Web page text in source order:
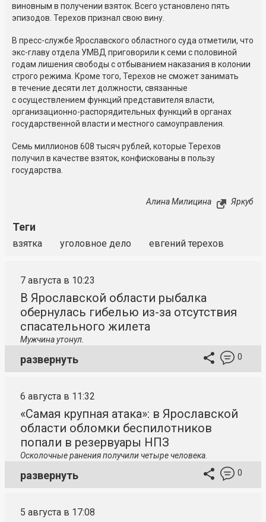
виновным в получении взяток. Всего установлено пять
эпизодов. Терехов признал свою вину.
В пресс-службе Ярославского областного суда отметили, что
экс-главу отдела УМВД приговорили к семи с половиной
годам лишения свободы с отбыванием наказания в колонии
строго режима. Кроме того, Терехов не сможет занимать
в течение десяти лет должности, связанные
с осуществлением функций представителя власти,
организационно-распорядительных функций в органах
государственной власти и местного самоуправления.
Семь миллионов 608 тысяч рублей, которые Терехов
получил в качестве взяток, конфискованы в пользу
государства.
Алина Милицина Яркуб
Теги
взятка уголовное дело евгений терехов
7 августа в 10:23
В Ярославской области рыбалка
обернулась гибелью из-за отсутствия
спасательного жилета
Мужчина утонул.
развернуть 0
6 августа в 11:32
«Самая крупная атака»: в Ярославской
области обломки беспилотников
попали в резервуары НПЗ
Осколочные ранения получили четыре человека.
развернуть 0
5 августа в 17:08